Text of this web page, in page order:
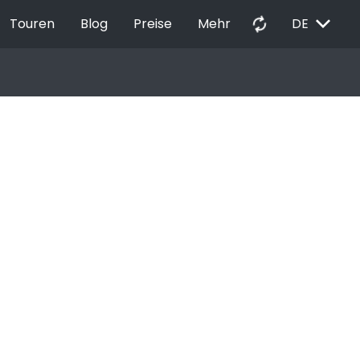
Touren Blog Preise Mehr autorenew DE EXPAND_MORE